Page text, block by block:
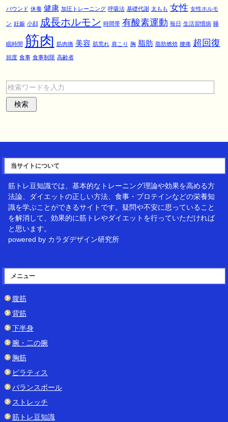
バウンド 休養 健康 加圧トレーニング 呼吸法 基礎代謝 太もも 女性 女性ホルモ
ン 妊娠 小顔 成長ホルモン 時間帯 有酸素運動 毎日 生活習慣病 睡
眠時間 筋肉 筋肉痛 美容 肌荒れ 肩こり 胸 脂肪 脂肪燃焼 腰痛 超回復
頻度 食事 食事制限 高齢者
当サイトについて
筋トレ豆知識では、基本的なトレーニング理論や効果を高める方
法論、ダイエットの正しい方法、食事・プロテインなどの栄養知
識を学ぶことができるサイトです。疑問や不安に思っていること
を解消して、効果的に筋トレやダイエットを行っていただければ
と思います。
powered by カラダデザイン研究所
メニュー
腹筋
背筋
下半身
腕・二の腕
胸筋
ピラティス
バランスボール
ストレッチ
筋トレ豆知識